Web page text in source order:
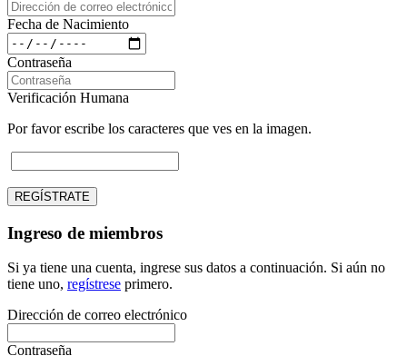
Fecha de Nacimiento
Contraseña
Verificación Humana
Por favor escribe los caracteres que ves en la imagen.
REGÍSTRATE
Ingreso de miembros
Si ya tiene una cuenta, ingrese sus datos a continuación. Si aún no
tiene uno, regístrese primero.
Dirección de correo electrónico
Contraseña